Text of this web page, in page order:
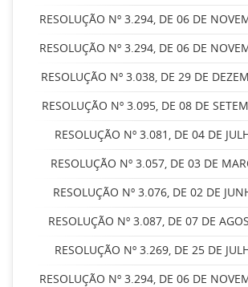
RESOLUÇÃO Nº 3.294, DE 06 DE
RESOLUÇÃO Nº 3.294, DE 06 DE
RESOLUÇÃO Nº 3.038, DE 29 DE
RESOLUÇÃO Nº 3.095, DE 08 DE
RESOLUÇÃO Nº 3.081, DE 04 DE
RESOLUÇÃO Nº 3.057, DE 03 DE
RESOLUÇÃO Nº 3.076, DE 02 DE
RESOLUÇÃO Nº 3.087, DE 07 DE
RESOLUÇÃO Nº 3.269, DE 25 DE
RESOLUÇÃO Nº 3.294, DE 06 DE